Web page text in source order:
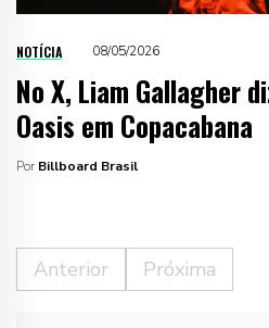
NOTÍCIA 08/05/2026
No X, Liam Gallagher
Oasis em Copacabana
Por Billboard Brasil
Anterior Próxima